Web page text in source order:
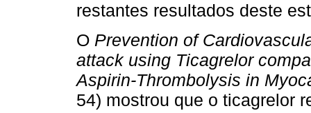
restantes resultados deste
O Prevention of
attack using Ticagrelor
Aspirin-Thrombolysis in
54) mostrou que o ticagrelor